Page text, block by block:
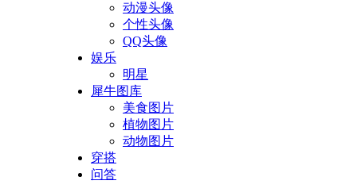
动漫头像
个性头像
QQ头像
娱乐
明星
犀牛图库
美食图片
植物图片
动物图片
穿搭
问答